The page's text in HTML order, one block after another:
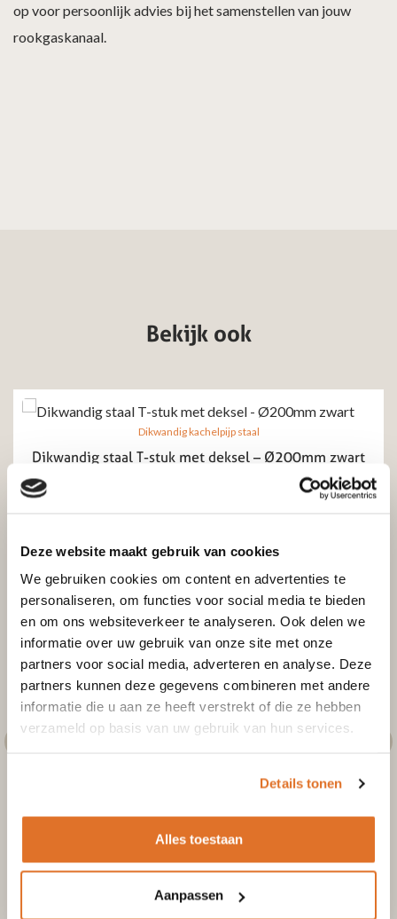
Deze website maakt gebruik van cookies
We gebruiken cookies om content en advertenties te
personaliseren, om functies voor social media te bieden
en om ons websiteverkeer te analyseren. Ook delen we
informatie over uw gebruik van onze site met onze
partners voor social media, adverteren en analyse. Deze
partners kunnen deze gegevens combineren met andere
informatie die u aan ze heeft verstrekt of die ze hebben
verzameld op basis van uw gebruik van hun services.
Details tonen
Alles toestaan
Aanpassen
op voor persoonlijk advies bij het samenstellen van jouw
rookgaskanaal.
Bekijk ook
Dikwandig kachelpijp staal
Dikwandig staal T-stuk met deksel – Ø200mm zwart
Incl. btw
Excl. btw
Toevoegen aan winkelwagen